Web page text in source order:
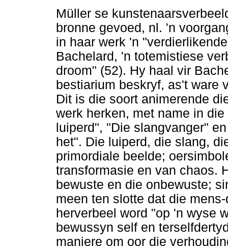
Müller se
bronne gevoed, nl. 'n
in haar werk 'n
Bachelard, 'n totemistiese
droom" (52). Hy haal vir
bestiarium beskryf, as't ware
Dit is die soort animerende
werk herken, met name in
luiperd", "Die slangvanger"
het". Die luiperd, die slang,
primordiale beelde;
transformasie en van chaos.
bewuste en die onbewuste;
meen ten slotte dat die
herverbeel word "op 'n wyse
bewussyn self en
maniere om oor die